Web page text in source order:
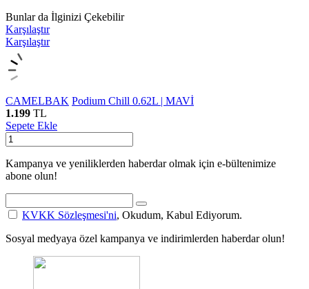
Bunlar da İlginizi Çekebilir
Karşılaştır
Karşılaştır
CAMELBAK Podium Chill 0.62L | MAVİ
1.199 TL
Sepete Ekle
Kampanya ve yeniliklerden haberdar olmak için e-bültenimize
abone olun!
KVKK Sözleşmesi'ni, Okudum, Kabul Ediyorum.
Sosyal medyaya özel kampanya ve indirimlerden haberdar olun!